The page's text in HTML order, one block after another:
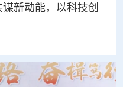
新动能，以科技创